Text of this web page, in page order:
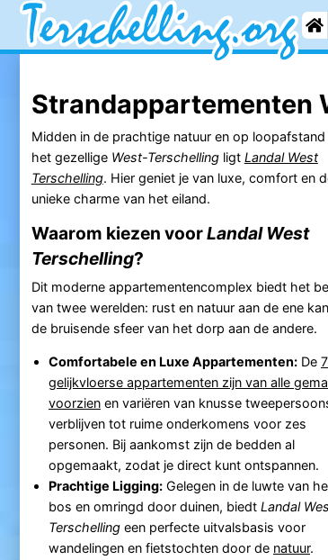
Strandappartementen
Midden in de prachtige natuur en op loopafstand
het gezellige West-Terschellingligt Landal West
Terschelling. Hier geniet je van luxe, comfort en
unieke charme van het eiland.
Waarom kiezen voorLandal West
Terschelling?
Dit moderne appartementencomplex biedt het
van twee werelden: rust en natuur aan de ene
de bruisende sfeer van het dorp aan de andere.
Comfortabele en Luxe Appartementen:De
gelijkvloerse appartementen zijn van alle
voorzienen variëren van knusse
verblijven tot ruime onderkomens voor zes
personen. Bij aankomst zijn de bedden al
opgemaakt, zodat je direct kunt ontspannen.
Prachtige Ligging:Gelegen in de luwte van
bos en omringd door duinen, biedt Landal
Terschellingeen perfecte uitvalsbasis voor
wandelingen en fietstochten door de natuur.